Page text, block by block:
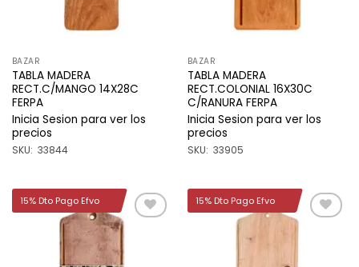
BAZAR
TABLA MADERA
RECT.C/MANGO 14X28C
FERPA
Inicia Sesion para ver los
precios
SKU: 33844
BAZAR
TABLA MADERA
RECT.COLONIAL 16X30C
C/RANURA FERPA
Inicia Sesion para ver los
precios
SKU: 33905
15% Dto Pago Efvo 15% Dto Pago Efvo